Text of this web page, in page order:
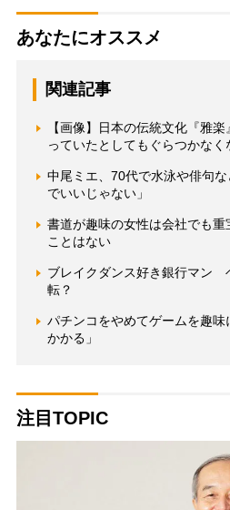
あなたにオススメ
関連記事
【画像】日本の伝統文化『雅
っていたとしてもぐらつかなく
中尾ミエ、70代で水泳や俳句
でいいじゃない」
書道が趣味の女性は会社でも
ことはない
ブレイクダンス好き銀行マン
転？
パチンコをやめてゲームを趣
かかる」
注目TOPIC